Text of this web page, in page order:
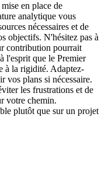
en place de
analytique vous
nécessaires et de
objectifs. N'hésitez pas à
contribution pourrait
l'esprit que le Premier
à la rigidité. Adaptez-
vos plans si nécessaire.
les frustrations et de
votre chemin.
plutôt que sur un projet